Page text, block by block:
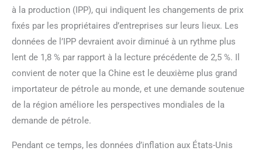
à la production (IPP), qui indiquent les changements de prix
fixés par les propriétaires d’entreprises sur leurs lieux. Les
données de l’IPP devraient avoir diminué à un rythme plus
lent de 1,8 % par rapport à la lecture précédente de 2,5 %. Il
convient de noter que la Chine est le deuxième plus grand
importateur de pétrole au monde, et une demande soutenue
de la région améliore les perspectives mondiales de la
demande de pétrole.
Pendant ce temps, les données d’inflation aux États-Unis